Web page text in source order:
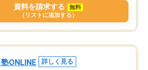
資料を請求する
無料
（リストに追加する）
ONLINE 詳しく見る